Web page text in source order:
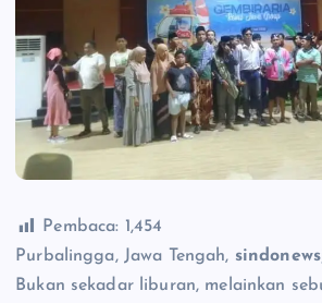
Pembaca: 1,454
Purbalingga, Jawa Tengah,
Bukan sekadar liburan, melainkan